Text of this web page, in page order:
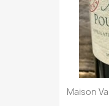
Maison